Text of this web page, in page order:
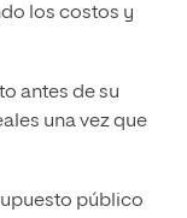
los costos y
antes de su
una vez que
público